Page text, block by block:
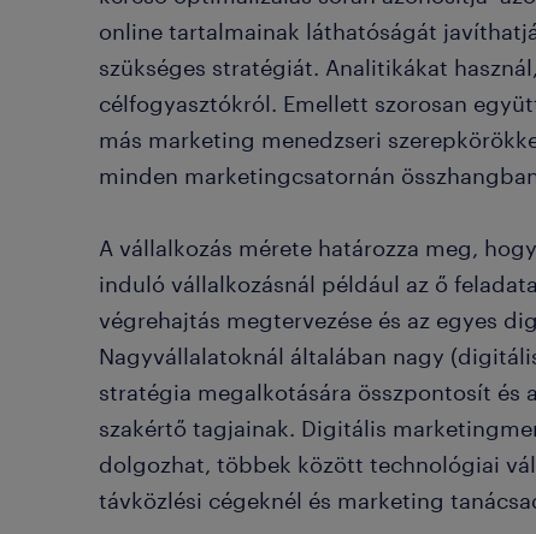
online tartalmainak láthatóságát
szükséges stratégiát. Analitikákat
célfogyasztókról. Emellett szorosan
más marketing menedzseri
minden marketingcsatornán
A vállalkozás mérete határozza meg,
induló vállalkozásnál például az ő
végrehajtás megtervezése és az egyes
Nagyvállalatoknál általában nagy
stratégia megalkotására összpontosít és
szakértő tagjainak. Digitális
dolgozhat, többek között technológiai
távközlési cégeknél és marketing